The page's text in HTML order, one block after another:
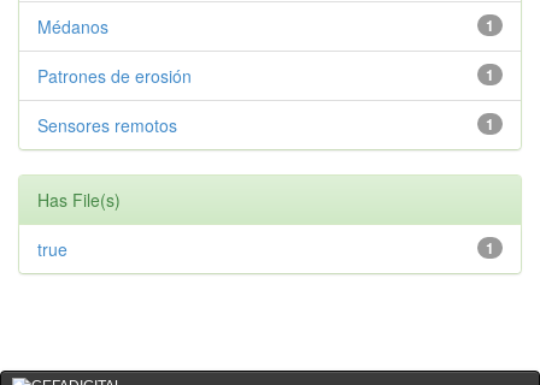
1
Médanos
1
Patrones de erosión
1
Sensores remotos
Has File(s)
1
true